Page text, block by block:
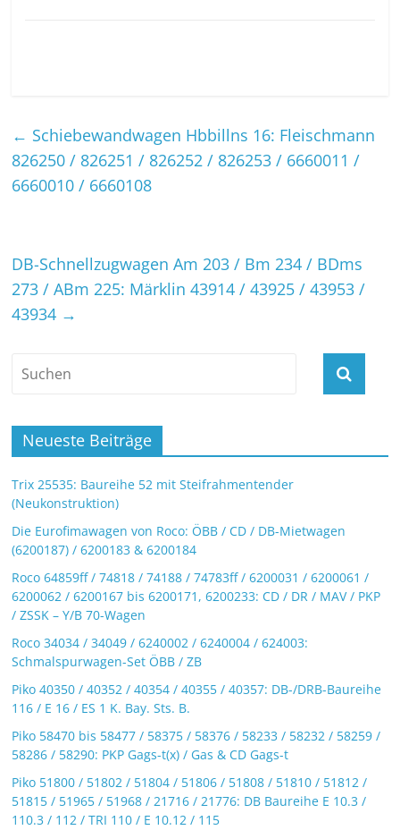
← Schiebewandwagen Hbbillns 16: Fleischmann
826250 / 826251 / 826252 / 826253 / 6660011 /
6660010 / 6660108
DB-Schnellzugwagen Am 203 / Bm 234 / BDms
273 / ABm 225: Märklin 43914 / 43925 / 43953 /
43934 →
Neueste Beiträge
Trix 25535: Baureihe 52 mit Steifrahmentender
(Neukonstruktion)
Die Eurofimawagen von Roco: ÖBB / CD / DB-Mietwagen
(6200187) / 6200183 & 6200184
Roco 64859ff / 74818 / 74188 / 74783ff / 6200031 / 6200061 /
6200062 / 6200167 bis 6200171, 6200233: CD / DR / MAV / PKP
/ ZSSK – Y/B 70-Wagen
Roco 34034 / 34049 / 6240002 / 6240004 / 624003:
Schmalspurwagen-Set ÖBB / ZB
Piko 40350 / 40352 / 40354 / 40355 / 40357: DB-/DRB-Baureihe
116 / E 16 / ES 1 K. Bay. Sts. B.
Piko 58470 bis 58477 / 58375 / 58376 / 58233 / 58232 / 58259 /
58286 / 58290: PKP Gags-t(x) / Gas & CD Gags-t
Piko 51800 / 51802 / 51804 / 51806 / 51808 / 51810 / 51812 /
51815 / 51965 / 51968 / 21716 / 21776: DB Baureihe E 10.3 /
110.3 / 112 / TRI 110 / E 10.12 / 115